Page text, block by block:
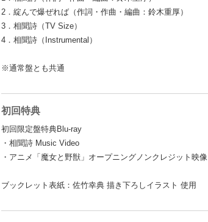
2．綻んで爆ぜれば（作詞・作曲・編曲：鈴木重厚）
3．相聞詩（TV Size）
4．相聞詩（Instrumental）
※通常盤とも共通
初回特典
初回限定盤特典Blu-ray
・相聞詩 Music Video
・アニメ「魔女と野獣」オープニングノンクレジット映像
ブックレット表紙：佐竹幸典 描き下ろしイラスト 使用